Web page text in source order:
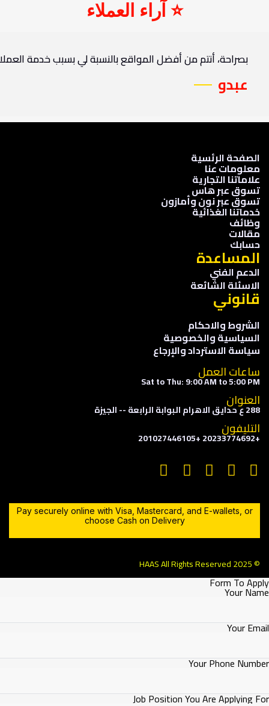
⭐ آراء العملاء
بصراحة، أنتم من أفضل المواقع بالنسبة لي بسبب خدمة
عبدو
الصفحة الرئسية
معلومات عنا
علاماتنا التجارية
تسوق عبر هاس
تسوق عبر نون وأمازون
خدماتنا الغذائية
وظائف
مقالات
حسابك
المساعدة
الدعم الفني
الاسئلة الشائعة
قانوني
الشروط والاحكام
السياسية والخصوصية
سياسة الاسترداد والإرجاع
ساعات العمل
Sat to Thu: 9:00 AM to 5:00 PM
العنوان
288 ع حدايق الاهرام البوابة الرابعة -- الجيزة
التليفون
Pay securely online with Visa, Mastercard, and E-wallets, or
choose Cash on Delivery
Form To
Your
Your
Your Phone
Job Position You Are Applying